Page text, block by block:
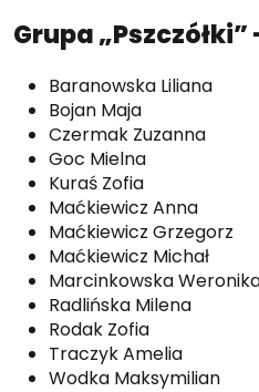
Grupa
Baranowska Liliana
Bojan Maja
Czermak Zuzanna
Goc Mielna
Kuraś Zofia
Maćkiewicz Anna
Maćkiewicz Grzegorz
Maćkiewicz Michał
Marcinkowska
Radlińska Milena
Rodak Zofia
Traczyk Amelia
Wodka Maksymilian